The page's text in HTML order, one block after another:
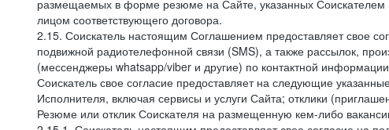
размещаемых в форме резюме на Сайте, указанных Соискателем
лицом соответствующего договора.
2.15. Соискатель настоящим Соглашением предоставляет свое
подвижной радиотелефонной связи (SMS), а также рассылок,
(мессенджеры whatsapp/viber и другие) по контактной
Соискатель свое согласие предоставляет на следующие
Исполнителя, включая сервисы и услуги Сайта; отклики
Резюме или отклик Соискателя на размещенную кем-либо